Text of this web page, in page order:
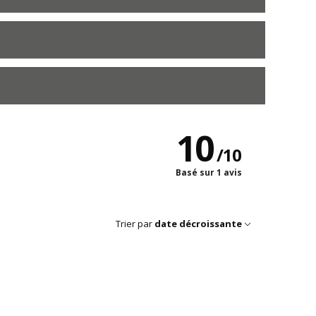
10/10
Basé sur 1 avis
Trier par date décroissante